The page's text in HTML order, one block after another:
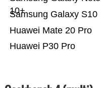
Huawei P30 Pro
Huawei Mate 20 Pro
Samsung Galaxy S10
10+